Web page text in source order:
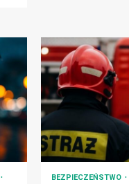
BEZPIECZEŃSTWO